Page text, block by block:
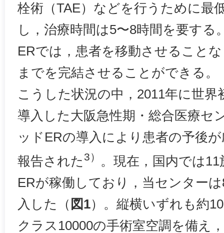
栓術（TAE）などを行うために最
し，治療時間は5〜8時間を要する
ERでは，患者を移動させること
までを完結させることができる。
こうした状況の中，2011年に世
導入した大阪急性期・総合医療セ
ッドERの導入により患者の予後
報告された 3）
。現在，国内では
ERが稼働しており，当センター
入した（ 図1）。縦横いずれも約
クラス10000の手術室空調を備え